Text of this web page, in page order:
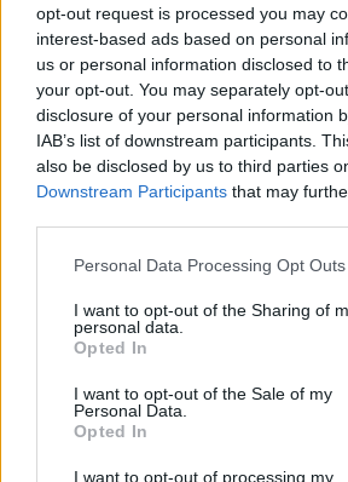
opt-out request is processed you may
interest-based ads based on personal
us or personal information disclosed to
your opt-out. You may separately opt-
disclosure of your personal information
IAB’s list of downstream participants.
also be disclosed by us to third parties
Downstream Participants that may
Personal Data Processing Opt Outs
I want to opt-out of the Sharing of
personal data.
Opted In
I want to opt-out of the Sale of my
Personal Data.
Opted In
I want to opt-out of processing my
οδηγήθηκε στο Αστυνομικό Τμήμα
όπουσχηματίστηκε δικογραφία
κλοπή και απείθεια.
ethnos.gr